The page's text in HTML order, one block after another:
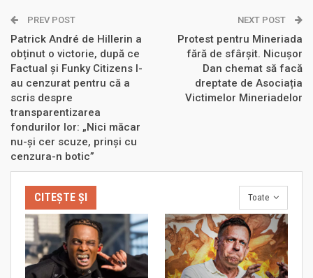
PREV POST
Patrick André de Hillerin a
obținut o victorie, după ce
Factual și Funky Citizens l-
au cenzurat pentru că a
scris despre
transparentizarea
fondurilor lor: „Nici măcar
nu-și cer scuze, prinși cu
cenzura-n botic”
NEXT POST
Protest pentru Mineriada
fără de sfârșit. Nicușor
Dan chemat să facă
dreptate de Asociația
Victimelor Mineriadelor
Toate
CITEȘTE ȘI